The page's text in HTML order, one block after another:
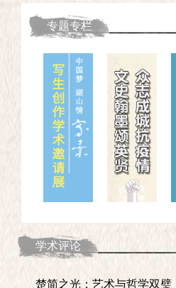
专题专栏
学术评论
楚简之光：艺术与哲学双璧